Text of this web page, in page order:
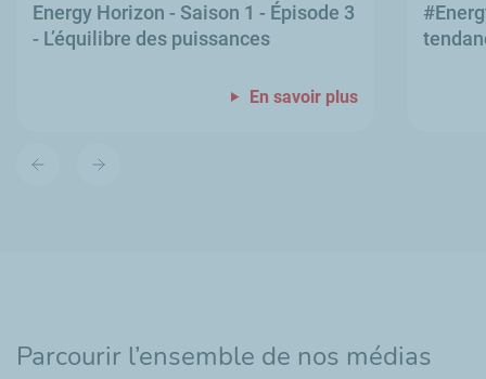
Energy Horizon - Saison 1 - Épisode 3
- L’équilibre des puissances
En savoir plus
#
Parcourir l’ensemble de nos médias